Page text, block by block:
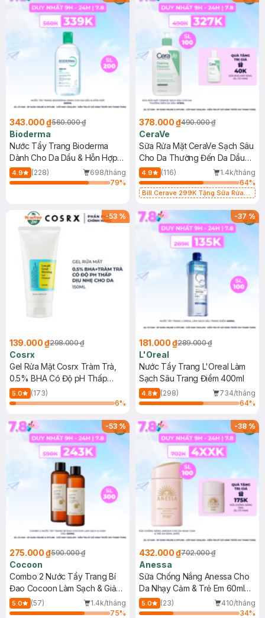
343.000 ₫560.000 ₫
Bioderma
Nước Tẩy Trang Bioderma
Dành Cho Da Dầu & Hỗn Hợp
500ml
4.9 (228)
698/tháng
79%
378.000 ₫490.000 ₫
CeraVe
Sữa Rửa Mặt CeraVe Sạch Sâu
Cho Da Thường Đến Da Dầu
473ml
4.9 (116)
1.4k/tháng
64%
Bill Cerave 299K Tặng Sữa Rửa
-53 %
139.000 ₫298.000 ₫
Cosrx
Gel Rửa Mặt Cosrx Tràm Trà,
0.5% BHA Có Độ pH Thấp
150ml
5.0
(173)
6%
-37%
181.000 ₫289.000 ₫
L'Oreal
Nước Tẩy Trang L'Oreal Làm
Sạch Sâu Trang Điểm 400ml
4.8 (298)
734/tháng
64%
-53%
275.000 ₫590.000 ₫
Cocoon
Combo 2 Nước Tẩy Trang Bí
Đao Cocoon Làm Sạch & Giảm
Dầu 500ml
5.0 (57)
1.4k/tháng
75%
-38%
432.000 ₫702.000 ₫
Anessa
Sữa Chống Nắng Anessa Cho
Da Nhạy Cảm & Trẻ Em 60ml
(Mới)
5.0 (23)
410/tháng
34%